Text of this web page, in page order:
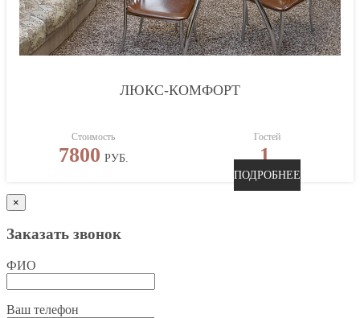
ЛЮКС-КОМФОРТ
Стоимость
7800 РУБ.
Гостей
1
ПОДРОБНЕЕ
×
Заказать звонок
ФИО
Ваш телефон